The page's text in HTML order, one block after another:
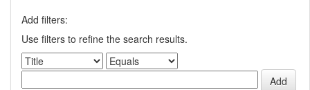
Add filters:
Use filters to refine the search results.